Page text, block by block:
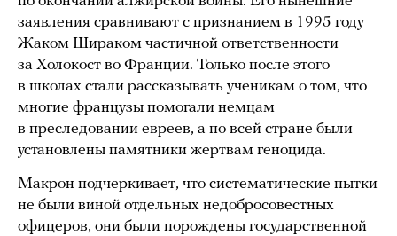
заявления сравнивают с признанием в 1995 году
Жаком Шираком частичной ответственности
за Холокост во Франции. Только после этого
в школах стали рассказывать ученикам о том, что
многие французы помогали немцам
в преследовании евреев, а по всей стране были
установлены памятники жертвам геноцида.
Макрон подчеркивает, что систематические пытки
не были виной отдельных недобросовестных
офицеров, они были порождены государственной